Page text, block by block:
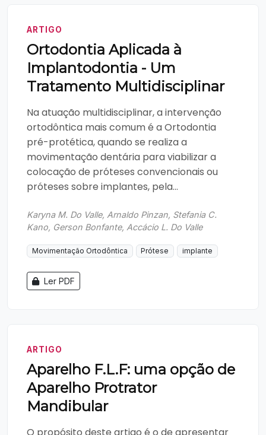
ARTIGO
Ortodontia Aplicada à
Implantodontia - Um
Tratamento Multidisciplinar
Na atuação multidisciplinar, a intervenção
ortodôntica mais comum é a Ortodontia
pré-protética, quando se realiza a
movimentação dentária para viabilizar a
colocação de próteses convencionais ou
próteses sobre implantes, pela...
Karyna M. Do Valle, Arnaldo Pinzan, Stefania C.
Kano, Gerson Bonfante, Accácio L. Do Valle
Movimentação Ortodôntica Prótese implante
Ler PDF
ARTIGO
Aparelho F.L.F: uma opção de
Aparelho Protrator
Mandibular
O propósito deste artigo é o de apresentar